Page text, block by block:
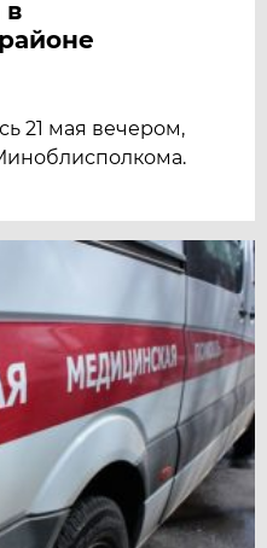
в
21 мая вечером,